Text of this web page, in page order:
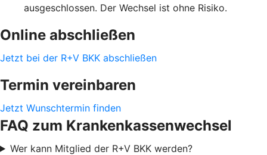
ausgeschlossen. Der Wechsel ist ohne Risiko.
Online abschließen
Jetzt bei der R+V BKK abschließen
Termin vereinbaren
Jetzt Wunschtermin finden
FAQ zum Krankenkassenwechsel
Wer kann Mitglied der R+V BKK werden?